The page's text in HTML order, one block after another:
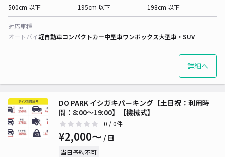
500cm 以下
195cm 以下
198cm 以下
対応車種
オートバイ軽自動車コンパクトカー中型車ワンボックス大型車・SUV
詳細へ
DO PARK イシガキパーキング【土日祝：利用時
間：8:00～19:00】【機械式】
0 / 0件
¥2,000〜 / 日
当日予約不可